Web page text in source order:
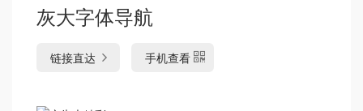
灰大字体导航
链接直达 手机查看